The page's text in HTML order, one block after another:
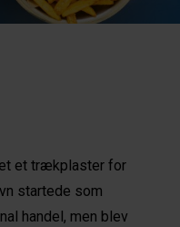
et trækplaster for
startede som
handel, men blev